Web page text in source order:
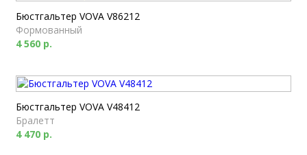
Бюстгальтер VOVA V86212
Формованный
4 560 р.
Бюстгальтер VOVA V48412
Бралетт
4 470 р.